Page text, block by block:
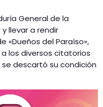
General de la
llevar a rendir
«Dueños del Paraíso»,
los diversos citatorios
se descartó su condición